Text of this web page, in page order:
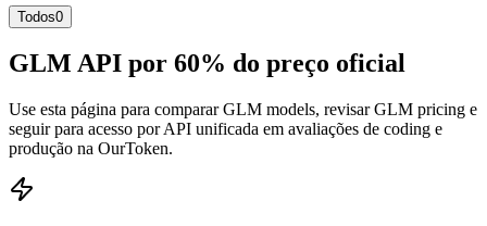
Todos0
GLM API por 60% do preço oficial
Use esta página para comparar GLM models, revisar GLM pricing e
seguir para acesso por API unificada em avaliações de coding e
produção na OurToken.